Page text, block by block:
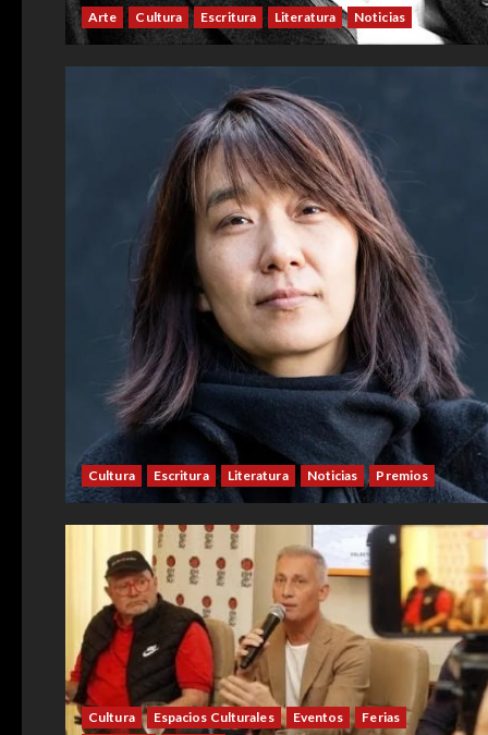
Arte Cultura Escritura Literatura Noticias
Cultura Escritura Literatura Noticias Premios
Cultura Espacios Culturales Eventos
Ferias